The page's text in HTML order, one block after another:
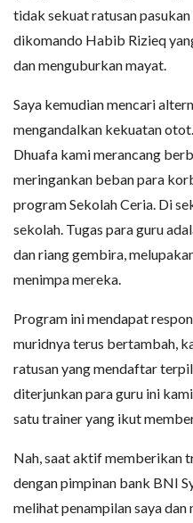
tidak sekuat ratusan
dikomando Habib Rizieq
dan menguburkan mayat.
Saya kemudian mencari
mengandalkan kekuatan
Dhuafa kami merancang
meringankan beban para
program Sekolah Ceria. Di
sekolah. Tugas para guru
dan riang gembira,
menimpa mereka.
Program ini mendapat
muridnya terus bertambah,
ratusan yang mendaftar
diterjunkan para guru ini
satu trainer yang ikut
Nah, saat aktif memberikan
dengan pimpinan bank BNI
melihat penampilan saya